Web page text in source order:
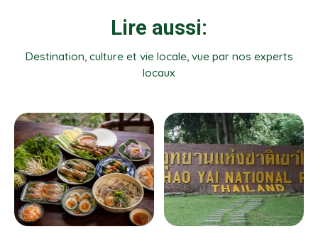
Lire aussi:
Destination, culture et vie locale, vue par nos experts
locaux